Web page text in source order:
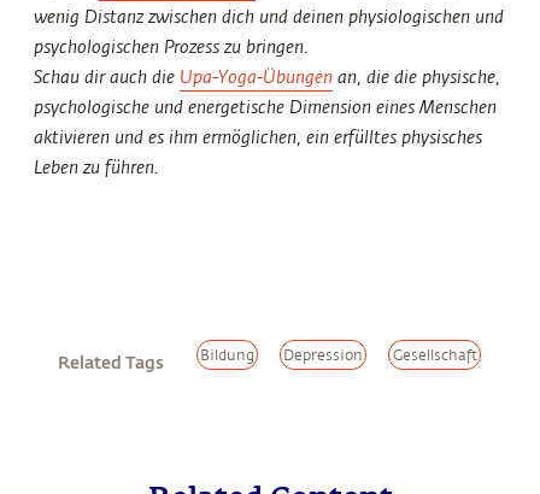
wenig Distanz zwischen dich und deinen physiologischen und
psychologischen Prozess zu bringen.
Schau dir auch die Upa-Yoga-Übungenan, die die physische,
psychologische und energetische Dimension eines Menschen
aktivieren und es ihm ermöglichen, ein erfülltes physisches
Leben zu führen.
Related Tags Bildung Depression Gesellschaft